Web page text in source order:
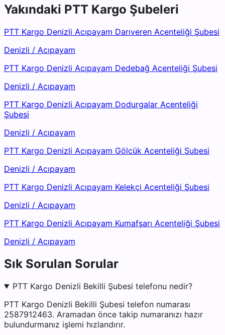
Yakındaki PTT Kargo Şubeleri
PTT Kargo Denizli Acıpayam Darıveren Acenteliği Şubesi
Denizli / Acıpayam
PTT Kargo Denizli Acıpayam Dedebağ Acenteliği Şubesi
Denizli / Acıpayam
PTT Kargo Denizli Acıpayam Dodurgalar Acenteliği
Şubesi
Denizli / Acıpayam
PTT Kargo Denizli Acıpayam Gölcük Acenteliği Şubesi
Denizli / Acıpayam
PTT Kargo Denizli Acıpayam Kelekçi Acenteliği Şubesi
Denizli / Acıpayam
PTT Kargo Denizli Acıpayam Kumafşarı Acenteliği Şubesi
Denizli / Acıpayam
Sık Sorulan Sorular
PTT Kargo Denizli Bekilli Şubesi telefonu nedir?
PTT Kargo Denizli Bekilli Şubesi telefon numarası
2587912463. Aramadan önce takip numaranızı hazır
bulundurmanız işlemi hızlandırır.